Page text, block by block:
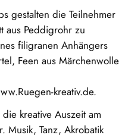
gestalten die Teilnehmer
aus Peddigrohr zu
filigranen Anhängers
Feen aus Märchenwolle
kreativ.de.
kreative Auszeit am
Musik, Tanz, Akrobatik